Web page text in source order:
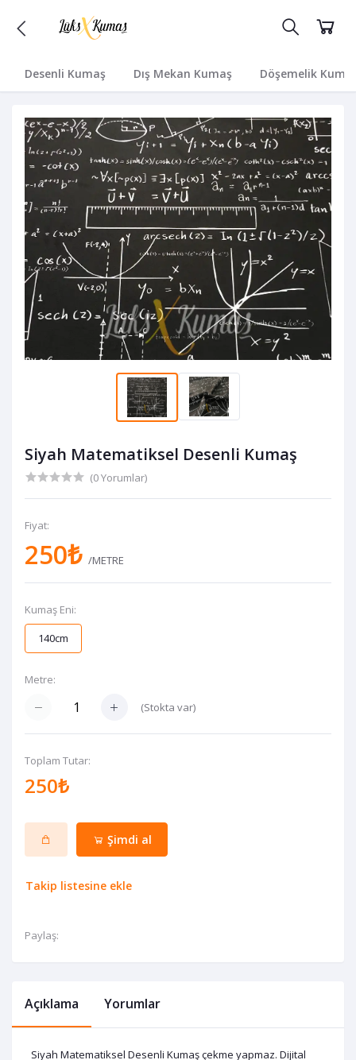
Desenli Kumaş Dış Mekan Kumaş Döşemelik
Siyah Matematiksel Desenli Kumaş
(0 Yorumlar)
Fiyat:
250₺ /METRE
Kumaş Eni:
140cm
Metre:
(Stokta var)
Toplam Tutar:
250₺
Şimdi al
Takip listesine ekle
Paylaş:
Açıklama Yorumlar
Siyah Matematiksel Desenli Kumaş çekme yapmaz. Dijital